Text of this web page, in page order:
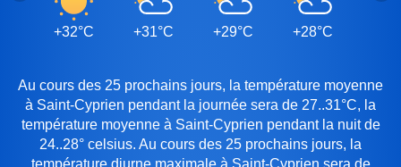
+32°C +31°C +29°C +28°C
Au cours des 25 prochains jours, la température moyenne
à Saint-Cyprien pendant la journée sera de 27..31°C, la
température moyenne à Saint-Cyprien pendant la nuit de
24..28° celsius. Au cours des 25 prochains jours, la